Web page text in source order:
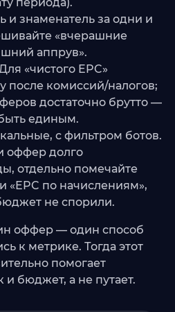
и знаменатель за одни и
«вчерашние
аппрув».
«чистого EPC»
после комиссий/налогов;
достаточно брутто —
единым.
с фильтром ботов.
оффер долго
отдельно помечайте
«EPC по начислениям»,
не спорили.
оффер — один способ
к метрике. Тогда этот
помогает
и бюджет, а не путает.